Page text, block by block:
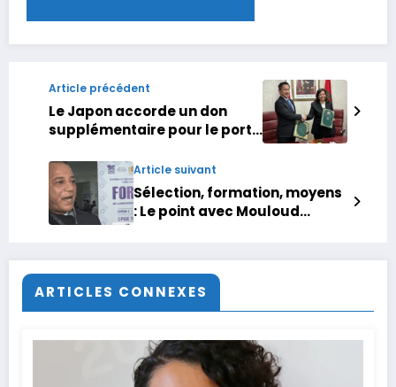
Article précédent
Le Japon accorde un don
supplémentaire pour le port
Article suivant
Sélection, formation, moyens
: Le point avec Mouloud
ARTICLES CONNEXES